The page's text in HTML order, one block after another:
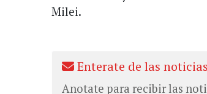
Milei.
Enterate de las
Anotate para recibir las